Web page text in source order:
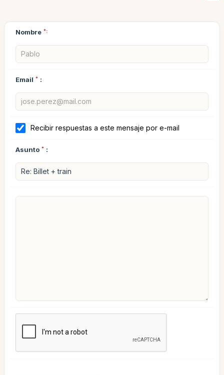
Nombre *:
Email * :
Recibir respuestas a este mensaje por e-mail
Asunto * :